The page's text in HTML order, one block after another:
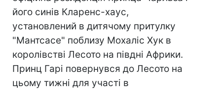
його синів Кларенс-хаус,
установлений в дитячому притулку
"Мантсасе" поблизу Мохаліс Хук в
королівстві Лесото на півдні Африки.
Принц Гарі повернувся до Лесото на
цьому тижні для участі в